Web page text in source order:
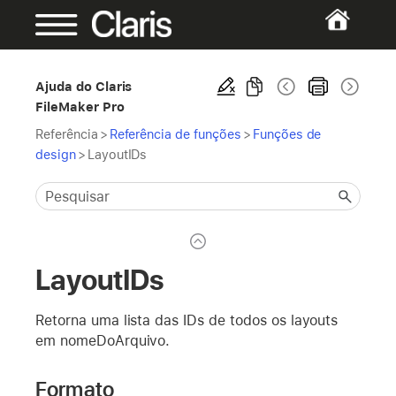
Ajuda do Claris
FileMaker Pro
Referência > Referência de funções > Funções de
design> LayoutIDs
LayoutIDs
Retorna uma lista das IDs de todos os layouts
em nomeDoArquivo.
Formato